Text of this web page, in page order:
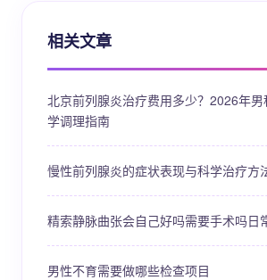
相关文章
北京前列腺炎治疗费用多少？2026年
学调理指南
慢性前列腺炎的症状表现与科学治疗方
精索静脉曲张会自己好吗需要手术吗日
男性不育需要做哪些检查项目